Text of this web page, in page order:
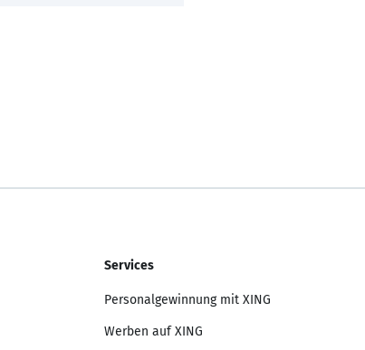
Services
Personalgewinnung mit XING
Werben auf XING